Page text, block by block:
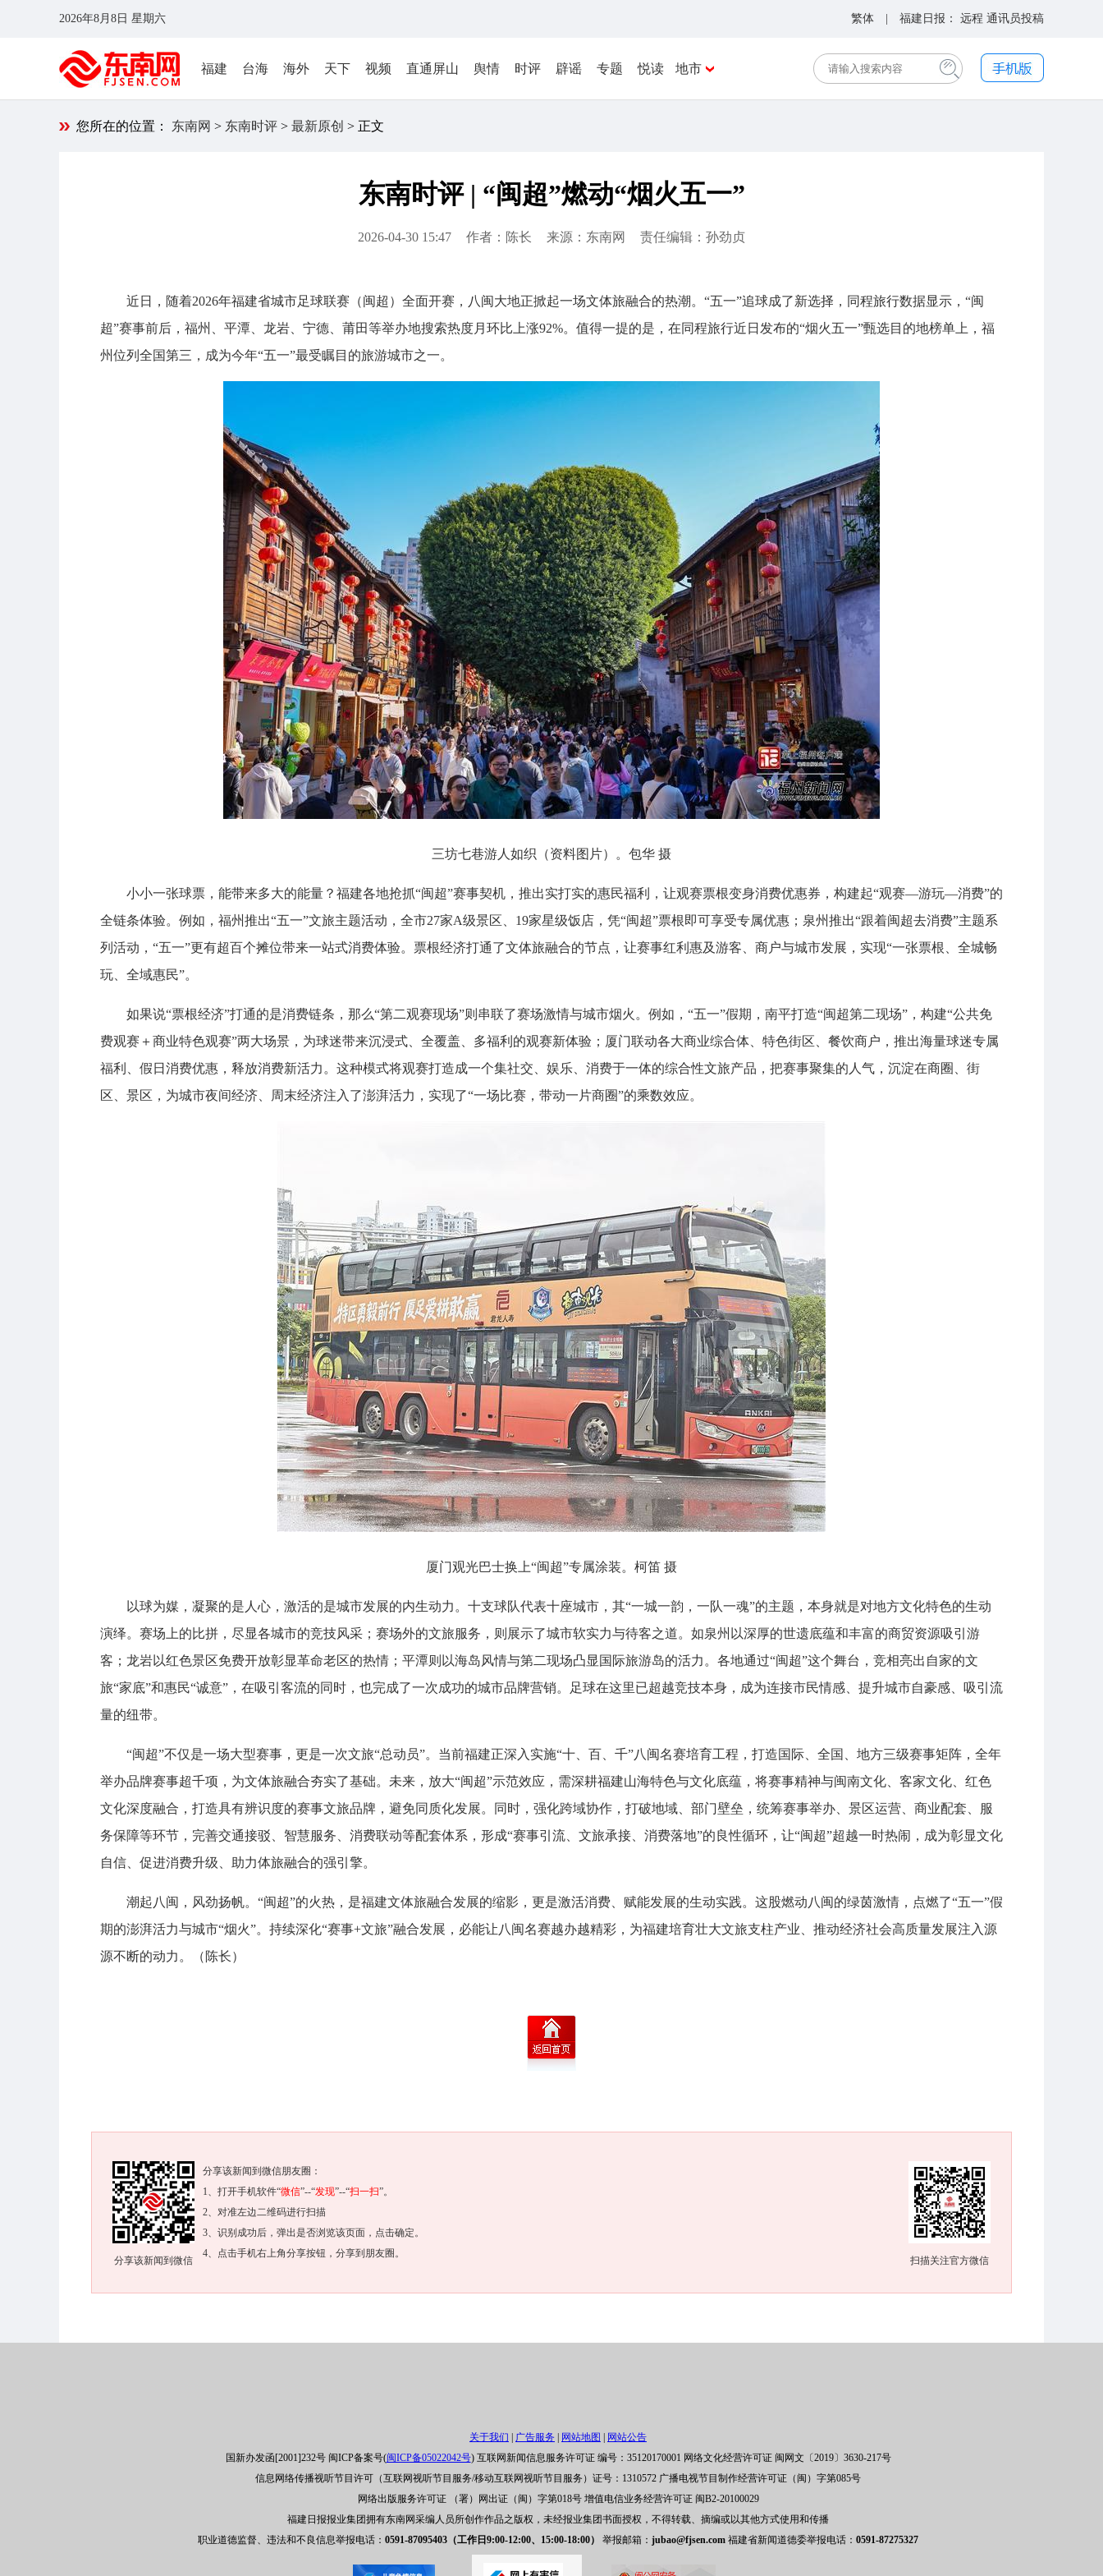
2026年8月8日 星期六 繁体 | 福建日报： 远程 通讯员投稿
福建 台海 海外 天下 视频 直通屏山 舆情 时评 辟谣 专题 悦读 地市
您所在的位置： 东南网 > 东南时评 > 最新原创 > 正文
东南时评 | “闽超”燃动“烟火五一”
2026-04-30 15:47 作者：陈长 来源：东南网 责任编辑：孙劲贞
近日，随着2026年福建省城市足球联赛（闽超）全面开赛，八闽大地正掀起一场文体旅融合的热潮。“五一”追球成了新选择，同程旅行数据显示，“闽
超”赛事前后，福州、平潭、龙岩、宁德、莆田等举办地搜索热度月环比上涨92%。值得一提的是，在同程旅行近日发布的“烟火五一”甄选目的地榜单上，福
州位列全国第三，成为今年“五一”最受瞩目的旅游城市之一。
三坊七巷游人如织（资料图片）。包华 摄
小小一张球票，能带来多大的能量？福建各地抢抓“闽超”赛事契机，推出实打实的惠民福利，让观赛票根变身消费优惠券，构建起“观赛—游玩—消费”的
全链条体验。例如，福州推出“五一”文旅主题活动，全市27家A级景区、19家星级饭店，凭“闽超”票根即可享受专属优惠；泉州推出“跟着闽超去消费”主题系
列活动，“五一”更有超百个摊位带来一站式消费体验。票根经济打通了文体旅融合的节点，让赛事红利惠及游客、商户与城市发展，实现“一张票根、全城畅
玩、全域惠民”。
如果说“票根经济”打通的是消费链条，那么“第二观赛现场”则串联了赛场激情与城市烟火。例如，“五一”假期，南平打造“闽超第二现场”，构建“公共免
费观赛＋商业特色观赛”两大场景，为球迷带来沉浸式、全覆盖、多福利的观赛新体验；厦门联动各大商业综合体、特色街区、餐饮商户，推出海量球迷专属
福利、假日消费优惠，释放消费新活力。这种模式将观赛打造成一个集社交、娱乐、消费于一体的综合性文旅产品，把赛事聚集的人气，沉淀在商圈、街
区、景区，为城市夜间经济、周末经济注入了澎湃活力，实现了“一场比赛，带动一片商圈”的乘数效应。
厦门观光巴士换上“闽超”专属涂装。柯笛 摄
以球为媒，凝聚的是人心，激活的是城市发展的内生动力。十支球队代表十座城市，其“一城一韵，一队一魂”的主题，本身就是对地方文化特色的生动
演绎。赛场上的比拼，尽显各城市的竞技风采；赛场外的文旅服务，则展示了城市软实力与待客之道。如泉州以深厚的世遗底蕴和丰富的商贸资源吸引游
客；龙岩以红色景区免费开放彰显革命老区的热情；平潭则以海岛风情与第二现场凸显国际旅游岛的活力。各地通过“闽超”这个舞台，竞相亮出自家的文
旅“家底”和惠民“诚意”，在吸引客流的同时，也完成了一次成功的城市品牌营销。足球在这里已超越竞技本身，成为连接市民情感、提升城市自豪感、吸引流
量的纽带。
“闽超”不仅是一场大型赛事，更是一次文旅“总动员”。当前福建正深入实施“十、百、千”八闽名赛培育工程，打造国际、全国、地方三级赛事矩阵，全年
举办品牌赛事超千项，为文体旅融合夯实了基础。未来，放大“闽超”示范效应，需深耕福建山海特色与文化底蕴，将赛事精神与闽南文化、客家文化、红色
文化深度融合，打造具有辨识度的赛事文旅品牌，避免同质化发展。同时，强化跨域协作，打破地域、部门壁垒，统筹赛事举办、景区运营、商业配套、服
务保障等环节，完善交通接驳、智慧服务、消费联动等配套体系，形成“赛事引流、文旅承接、消费落地”的良性循环，让“闽超”超越一时热闹，成为彰显文化
自信、促进消费升级、助力体旅融合的强引擎。
潮起八闽，风劲扬帆。“闽超”的火热，是福建文体旅融合发展的缩影，更是激活消费、赋能发展的生动实践。这股燃动八闽的绿茵激情，点燃了“五一”假
期的澎湃活力与城市“烟火”。持续深化“赛事+文旅”融合发展，必能让八闽名赛越办越精彩，为福建培育壮大文旅支柱产业、推动经济社会高质量发展注入源
源不断的动力。（陈长）
扫描关注官方微信
分享该新闻到微信
分享该新闻到微信朋友圈：
1、打开手机软件“微信”--“发现”--“扫一扫”。
2、对准左边二维码进行扫描
3、识别成功后，弹出是否浏览该页面，点击确定。
4、点击手机右上角分享按钮，分享到朋友圈。